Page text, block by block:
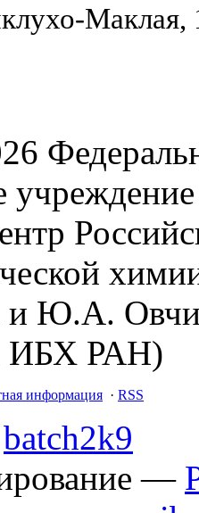
Ю.А.
ИБХ РАН)
информация · RSS
batch2k9
—